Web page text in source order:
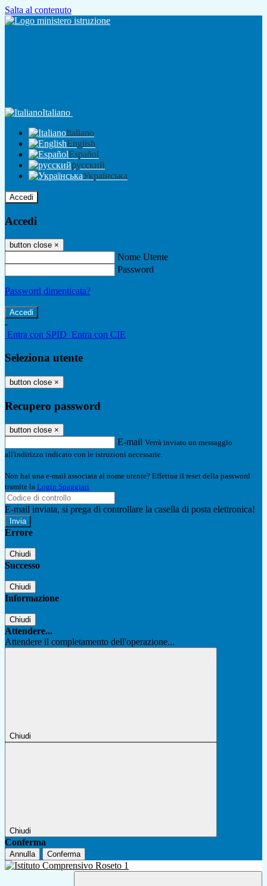
Salta al contenuto
Italiano
Italiano
English
Español
русский
Українська
Accedi
Accedi
button close ×
Nome Utente
Password
Password dimenticata?
-
Entra con SPID Entra con CIE
Seleziona utente
button close ×
Recupero password
button close ×
E-mail Verrà inviato un messaggio
all'indirizzo indicato con le istruzioni necessarie.
Non hai una e-mail associata al nome utente? Effettua il reset della password
tramite la Login Spaggiari
E-mail inviata, si prega di controllare la casella di posta elettronica!
Errore
Chiudi
Successo
Chiudi
Informazione
Chiudi
Attendere...
Attendere il completamento dell'operazione...
Chiudi
Chiudi
Conferma
Annulla Conferma